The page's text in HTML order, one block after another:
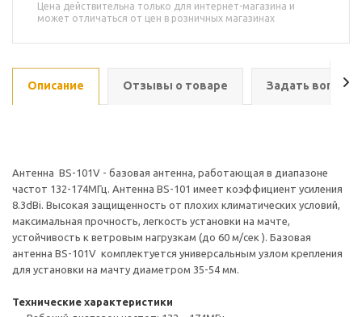
Цена действительна только для интернет-магазина и
может отличаться от цен в розничных магазинах
Описание Отзывы о товаре Задать вопрос
Антенна BS-101V - базовая антенна, работающая в диапазоне
частот 132-174МГц. Антенна BS-101 имеет коэффициент усиления
8.3dBi. Высокая защищенность от плохих климатических условий,
максимальная прочность, легкость установки на мачте,
устойчивость к ветровым нагрузкам (до 60 м/сек ). Базовая
антенна BS-101V комплектуется универсальным узлом крепления
для установки на мачту диаметром 35-54 мм.
Технические характеристики